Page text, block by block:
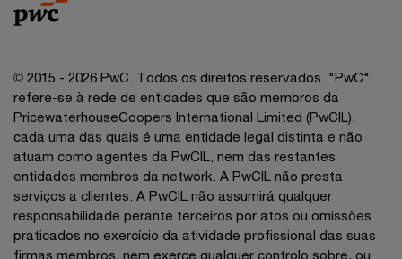
© 2015 - 2026 PwC. Todos os direitos reservados. "PwC"
refere-se à rede de entidades que são membros da
PricewaterhouseCoopers International Limited (PwCIL),
cada uma das quais é uma entidade legal distinta e não
atuam como agentes da PwCIL, nem das restantes
entidades membros da network. A PwCIL não presta
serviços a clientes. A PwCIL não assumirá qualquer
responsabilidade perante terceiros por atos ou omissões
praticados no exercício da atividade profissional das suas
firmas membros, nem exerce qualquer controlo sobre, ou